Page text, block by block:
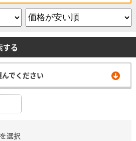
する
でください
選択